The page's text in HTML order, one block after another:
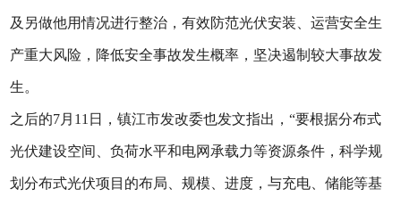
及另做他用情况进行整治，有效防范光伏安装、运营安全生
产重大风险，降低安全事故发生概率，坚决遏制较大事故发
生。
之后的7月11日，镇江市发改委也发文指出，“要根据分布式
光伏建设空间、负荷水平和电网承载力等资源条件，科学规
划分布式光伏项目的布局、规模、进度，与充电、储能等基